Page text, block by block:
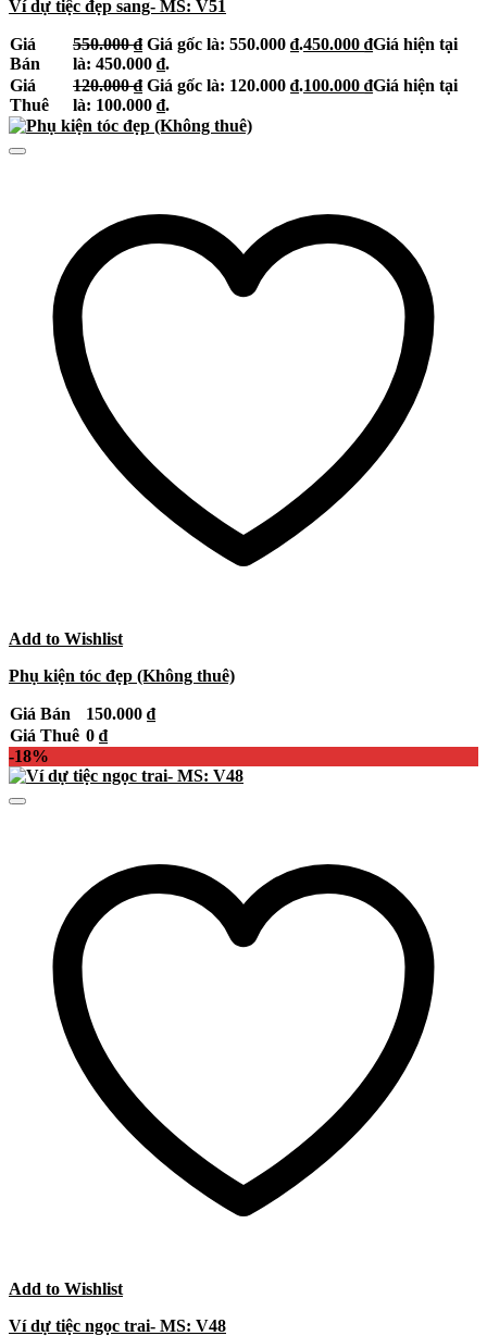
Ví dự tiệc đẹp sang- MS: V51
Giá
Bán
550.000₫ Giá gốc là: 550.000 ₫.450.000 ₫Giá hiện tại
là: 450.000 ₫.
Giá
Thuê
120.000₫ Giá gốc là: 120.000 ₫.100.000 ₫Giá hiện tại
là: 100.000 ₫.
Add to Wishlist
Phụ kiện tóc đẹp (Không thuê)
Giá Bán 150.000 ₫
Giá Thuê 0 ₫
-18%
Add to Wishlist
Ví dự tiệc ngọc trai- MS: V48